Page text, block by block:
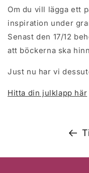
Om du vill lägga ett
inspiration under
Senast den 17/12
att böckerna ska
Just nu har vi
Hitta din julklapp här